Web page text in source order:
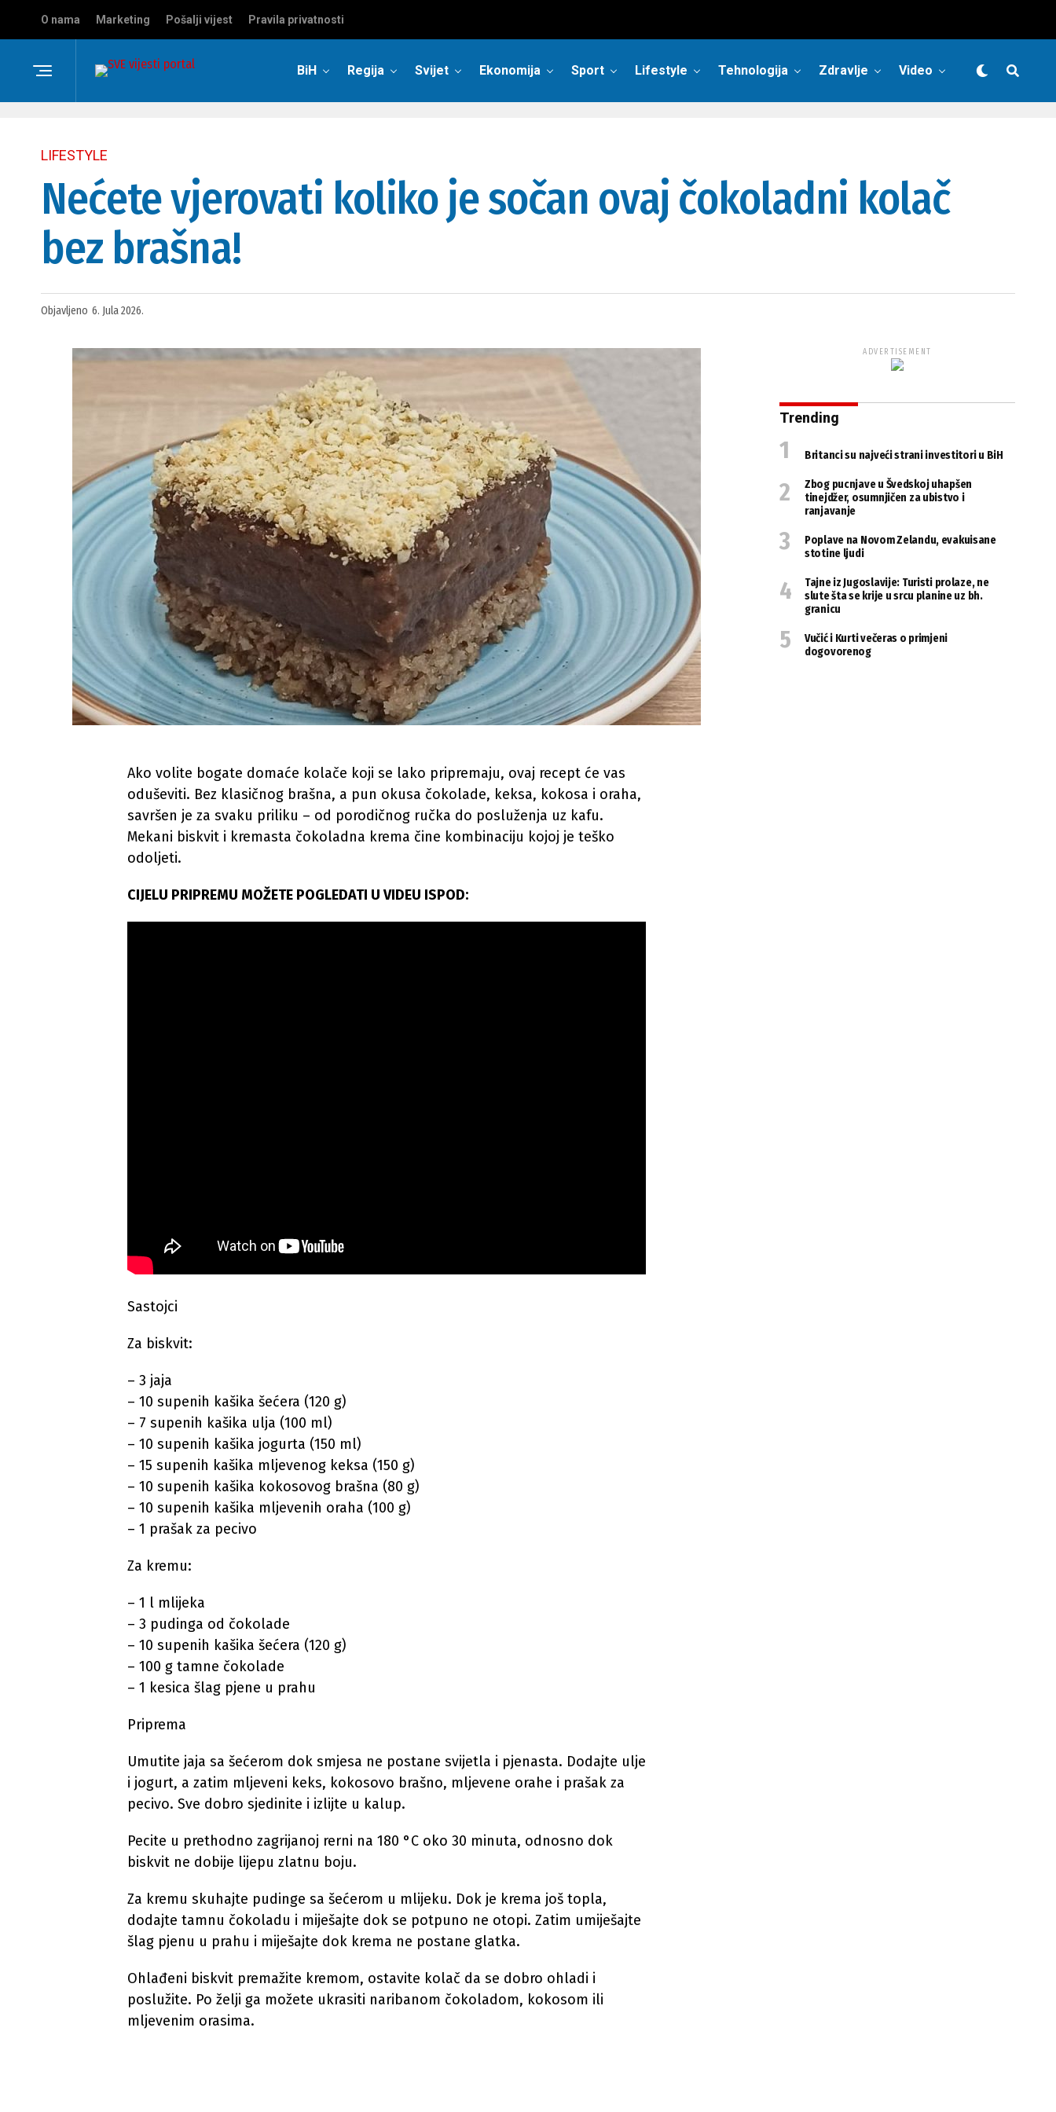
O nama Marketing Pošalji vijest Pravila privatnosti
BiH Regija Svijet Ekonomija Sport Lifestyle Tehnologija Zdravlje Video
LIFESTYLE
Nećete vjerovati koliko je sočan ovaj čokoladni kolač
bez brašna!
Objavljeno 6. Jula 2026.
Ako volite bogate domaće kolače koji se lako pripremaju, ovaj recept će vas
oduševiti. Bez klasičnog brašna, a pun okusa čokolade, keksa, kokosa i oraha,
savršen je za svaku priliku – od porodičnog ručka do posluženja uz kafu.
Mekani biskvit i kremasta čokoladna krema čine kombinaciju kojoj je teško
odoljeti.
CIJELU PRIPREMU MOŽETE POGLEDATI U VIDEU ISPOD:
Sastojci
Za biskvit:
– 3 jaja
– 10 supenih kašika šećera (120 g)
– 7 supenih kašika ulja (100 ml)
– 10 supenih kašika jogurta (150 ml)
– 15 supenih kašika mljevenog keksa (150 g)
– 10 supenih kašika kokosovog brašna (80 g)
– 10 supenih kašika mljevenih oraha (100 g)
– 1 prašak za pecivo
Za kremu:
– 1 l mlijeka
– 3 pudinga od čokolade
– 10 supenih kašika šećera (120 g)
– 100 g tamne čokolade
– 1 kesica šlag pjene u prahu
Priprema
Umutite jaja sa šećerom dok smjesa ne postane svijetla i pjenasta. Dodajte ulje
i jogurt, a zatim mljeveni keks, kokosovo brašno, mljevene orahe i prašak za
pecivo. Sve dobro sjedinite i izlijte u kalup.
Pecite u prethodno zagrijanoj rerni na 180 °C oko 30 minuta, odnosno dok
biskvit ne dobije lijepu zlatnu boju.
Za kremu skuhajte pudinge sa šećerom u mlijeku. Dok je krema još topla,
dodajte tamnu čokoladu i miješajte dok se potpuno ne otopi. Zatim umiješajte
šlag pjenu u prahu i miješajte dok krema ne postane glatka.
Ohlađeni biskvit premažite kremom, ostavite kolač da se dobro ohladi i
poslužite. Po želji ga možete ukrasiti naribanom čokoladom, kokosom ili
mljevenim orasima.
ADVERTISEMENT
Trending
Britanci su najveći strani investitori u BiH
Zbog pucnjave u Švedskoj uhapšen
tinejdžer, osumnjičen za ubistvo i
ranjavanje
Poplave na Novom Zelandu, evakuisane
stotine ljudi
Tajne iz Jugoslavije: Turisti prolaze, ne
slute šta se krije u srcu planine uz bh.
granicu
Vučić i Kurti večeras o primjeni
dogovorenog